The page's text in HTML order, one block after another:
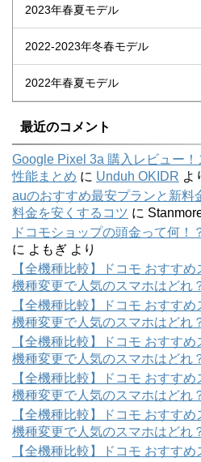
2023年春夏モデル
2022-2023年冬春モデル
2022年春夏モデル
最近のコメント
Google Pixel 3a 購入レビュー
性能まとめ に Unduh OKIDR よ
auのおすすめ最安プランと新料
料金を安くするコツ に
ドコモショップの頭金って何！
に よもぎ より
【全機種比較】ドコモ おすす
機種変更で人気のスマホはどれ
【全機種比較】ドコモ おすす
機種変更で人気のスマホはどれ
【全機種比較】ドコモ おすす
機種変更で人気のスマホはどれ
【全機種比較】ドコモ おすす
機種変更で人気のスマホはどれ
【全機種比較】ドコモ おすす
機種変更で人気のスマホはどれ
【全機種比較】ドコモ おすす